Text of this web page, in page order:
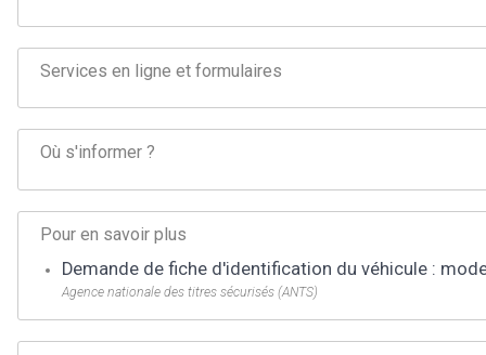
Services en ligne et formulaires
Où s'informer ?
Pour en savoir plus
Demande de fiche d'identification du véhicule :
Agence nationale des titres sécurisés (ANTS)